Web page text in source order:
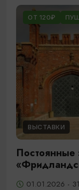
ОТ 120₽
ВЫСТАВКИ
Постоянные
01.01.2026 -